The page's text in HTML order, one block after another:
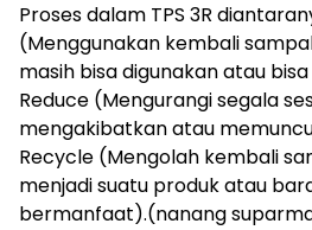
Proses dalam TPS 3R
(Menggunakan kembali
masih bisa digunakan atau
Reduce (Mengurangi segala
mengakibatkan atau
Recycle (Mengolah kembali
menjadi suatu produk atau
bermanfaat).(nanang